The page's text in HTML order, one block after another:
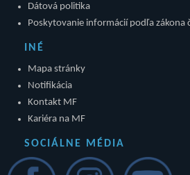
Dátová politika
Poskytovanie informácií podľa zákona
INÉ
Mapa stránky
Notifikácia
Kontakt MF
Kariéra na MF
SOCIÁLNE MÉDIA